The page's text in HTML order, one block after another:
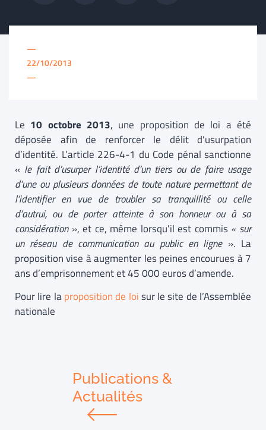
—
22/10/2013
—
Le 10 octobre 2013, une proposition de loi a été
déposée afin de renforcer le délit d’usurpation
d’identité. L’article 226-4-1 du Code pénal sanctionne
« le fait d’usurper l’identité d’un tiers ou de faire usage
d’une ou plusieurs données de toute nature permettant de
l’identifier en vue de troubler sa tranquillité ou celle
d’autrui, ou de porter atteinte à son honneur ou à sa
considération», et ce, même lorsqu’il est commis« sur
un réseau de communication au public en ligne». La
proposition vise à augmenter les peines encourues à 7
ans d’emprisonnement et 45 000 euros d’amende.
Pour lire laproposition de loisur le site de l’Assemblée
nationale
Publications &
Actualités